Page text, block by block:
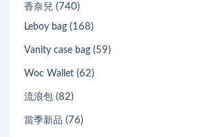
香奈兒 (740)
Leboy bag (168)
Vanity case bag (59)
Woc Wallet (62)
流浪包 (82)
當季新品 (76)